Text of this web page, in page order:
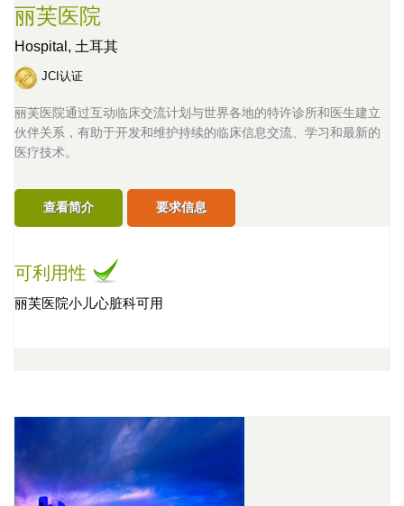
丽芙医院
Hospital, 土耳其
JCI认证
丽芙医院通过互动临床交流计划与世界各地的特许诊所和医生建立
伙伴关系，有助于开发和维护持续的临床信息交流、学习和最新的
医疗技术。
查看简介 要求信息
可利用性
丽芙医院小儿心脏科可用